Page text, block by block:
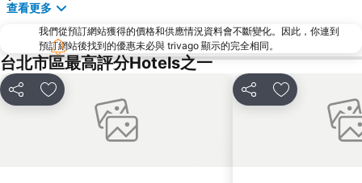
九份
台北世貿中心
台北市政府
羅東夜市
台北東區
饒河街觀光夜市
南港站覽館
萬華區
查看更多
我們從預訂網站獲得的價格和供應情況資料會不斷變化。因此，你連到
預訂網站後找到的優惠未必與 trivago 顯示的完全相同。
台北市區最高評分Hotels之一
分享 放到收藏夾 分享 放到收藏夾